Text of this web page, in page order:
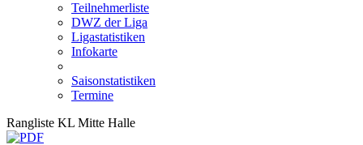
Teilnehmerliste
DWZ der Liga
Ligastatistiken
Infokarte
Saisonstatistiken
Termine
Rangliste KL Mitte Halle